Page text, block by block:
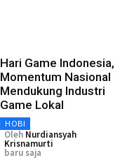
Hari Game Indonesia,
Momentum Nasional
Mendukung Industri
Game Lokal
HOBI
Oleh Nurdiansyah
Krisnamurti
baru saja